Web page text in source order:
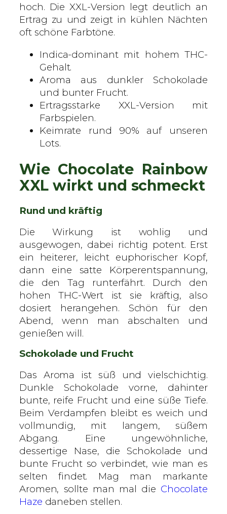
i
n
i
n
M
n
e
hoch. Die XXL-Version legt deutlich an
Ertrag zu und zeigt in kühlen Nächten
oft schöne Farbtöne.
Indica-dominant mit hohem THC-
Gehalt.
Aroma aus dunkler Schokolade
und bunter Frucht.
Ertragsstarke XXL-Version mit
Farbspielen.
Keimrate rund 90% auf unseren
Lots.
Wie Chocolate Rainbow
XXL wirkt und schmeckt
Rund und kräftig
Die Wirkung ist wohlig und
ausgewogen, dabei richtig potent. Erst
ein heiterer, leicht euphorischer Kopf,
dann eine satte Körperentspannung,
die den Tag runterfährt. Durch den
hohen THC-Wert ist sie kräftig, also
dosiert herangehen. Schön für den
Abend, wenn man abschalten und
genießen will.
Schokolade und Frucht
Das Aroma ist süß und vielschichtig.
Dunkle Schokolade vorne, dahinter
bunte, reife Frucht und eine süße Tiefe.
Beim Verdampfen bleibt es weich und
vollmundig, mit langem, süßem
Abgang. Eine ungewöhnliche,
dessertige Nase, die Schokolade und
bunte Frucht so verbindet, wie man es
selten findet. Mag man markante
Aromen, sollte man mal die Chocolate
Haze daneben stellen.